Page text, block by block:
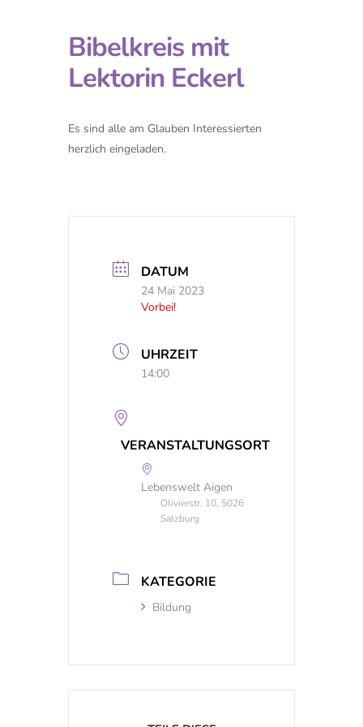
Bibelkreis mit
Lektorin Eckerl
Es sind alle am Glauben Interessierten
herzlich eingeladen.
DATUM
24 Mai 2023
Vorbei!
UHRZEIT
14:00
VERANSTALTUNGSORT
Lebenswelt Aigen
Olivierstr. 10, 5026
Salzburg
KATEGORIE
Bildung